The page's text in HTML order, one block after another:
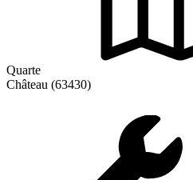
Quarte
Château (63430)